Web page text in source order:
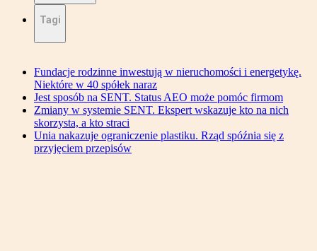
Tagi
Fundacje rodzinne inwestują w nieruchomości i energetykę.
Niektóre w 40 spółek naraz
Jest sposób na SENT. Status AEO może pomóc firmom
Zmiany w systemie SENT. Ekspert wskazuje kto na nich
skorzysta, a kto straci
Unia nakazuje ograniczenie plastiku. Rząd spóźnia się z
przyjęciem przepisów